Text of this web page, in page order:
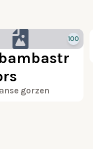
100
gorzen